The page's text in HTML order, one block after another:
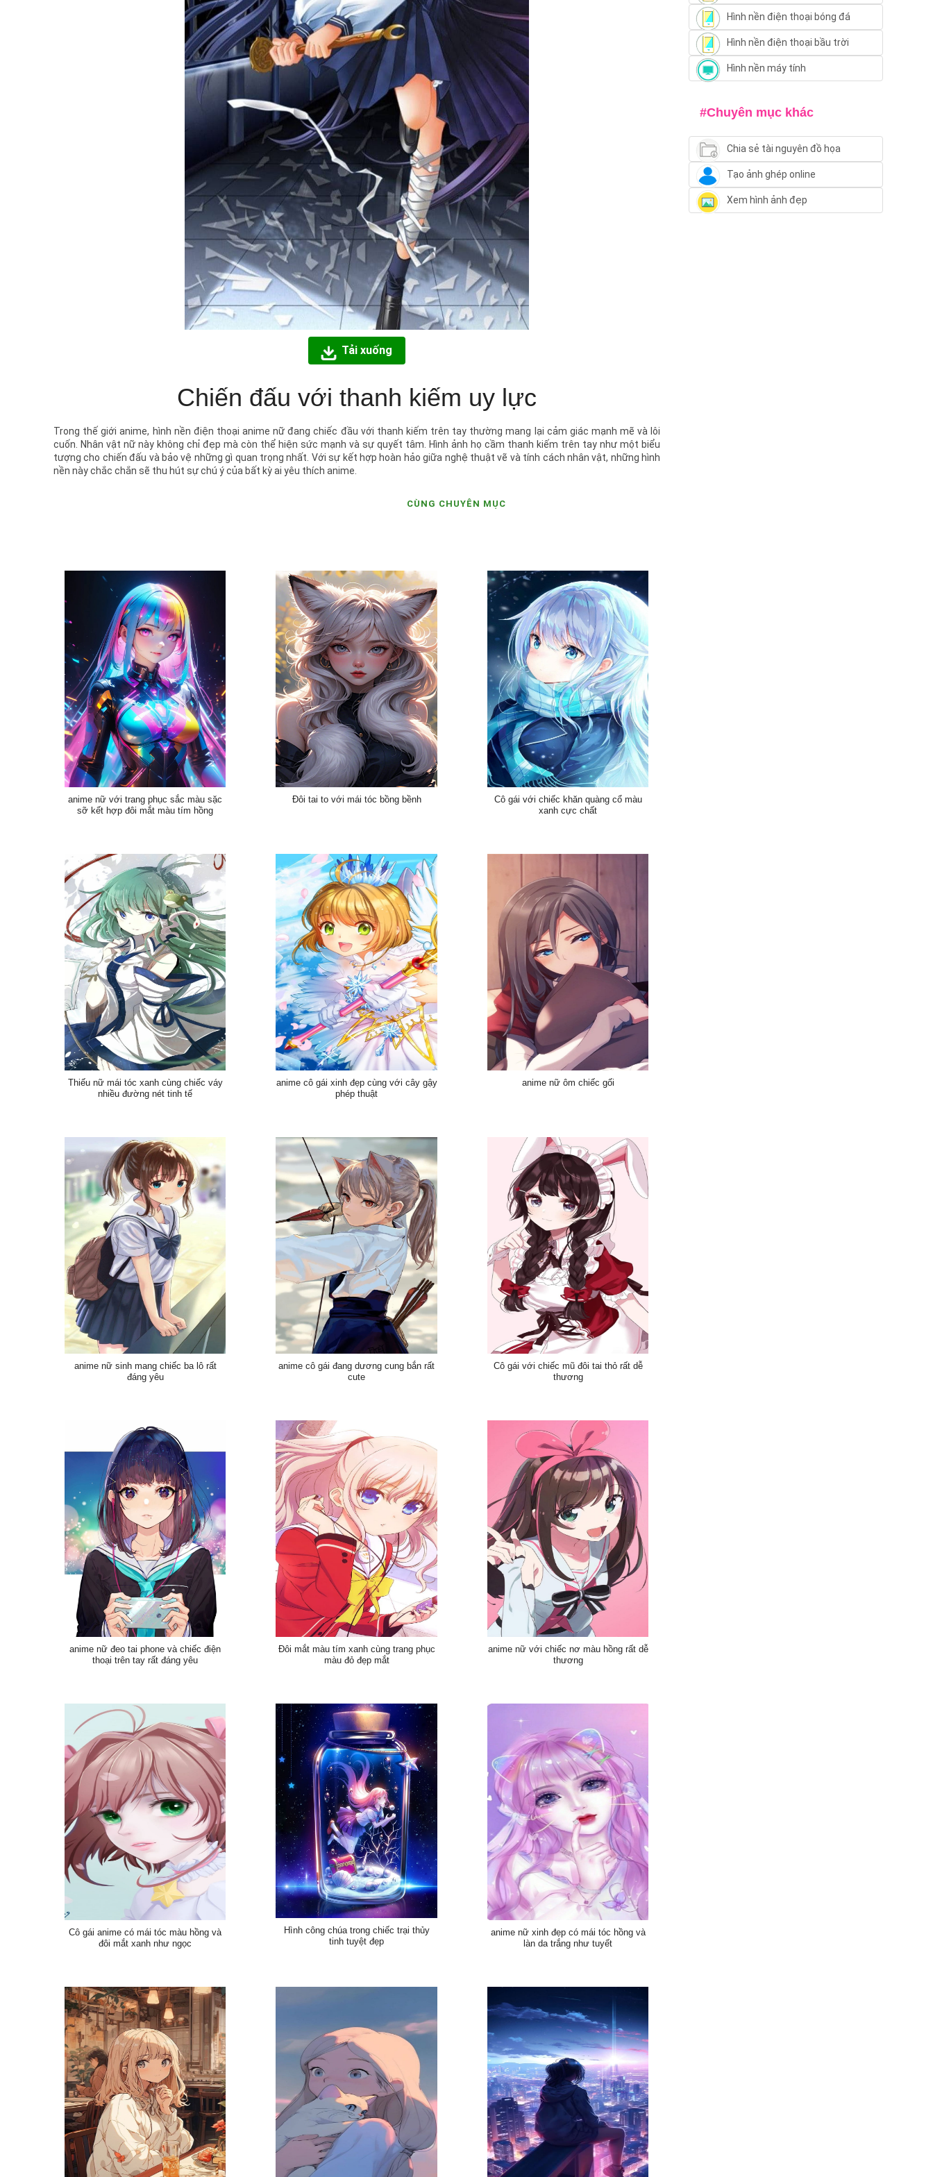
Tải xuống
Chiến đấu với thanh kiếm uy lực
Trong thế giới anime, hình nền điện thoại anime nữ đang chiếc đầu với thanh kiếm trên tay thường mang lại cảm giác mạnh mẽ và lôi
cuốn. Nhân vật nữ này không chỉ đẹp mà còn thể hiện sức mạnh và sự quyết tâm. Hình ảnh họ cầm thanh kiếm trên tay như một biểu
tượng cho chiến đấu và bảo vệ những gì quan trọng nhất. Với sự kết hợp hoàn hảo giữa nghệ thuật vẽ và tính cách nhân vật, những hình
nền này chắc chắn sẽ thu hút sự chú ý của bất kỳ ai yêu thích anime.
CÙNG CHUYÊN MỤC
anime nữ với trang phục sắc màu sặc
sỡ kết hợp đôi mắt màu tím hồng
Đôi tai to với mái tóc bồng bềnh
Cô gái với chiếc khăn quàng cổ màu
xanh cực chất
Thiếu nữ mái tóc xanh cùng chiếc váy
nhiều đường nét tinh tế
anime cô gái xinh đẹp cùng với cây gậy
phép thuật
anime nữ ôm chiếc gối
anime nữ sinh mang chiếc ba lô rất
đáng yêu
anime cô gái đang dương cung bắn rất
cute
Cô gái với chiếc mũ đôi tai thỏ rất dễ
thương
anime nữ đeo tai phone và chiếc điện
thoại trên tay rất đáng yêu
Đôi mắt màu tím xanh cùng trang phục
màu đỏ đẹp mắt
anime nữ với chiếc nơ màu hồng rất dễ
thương
Cô gái anime có mái tóc màu hồng và
đôi mắt xanh như ngọc
Hình công chúa trong chiếc trại thủy
tinh tuyệt đẹp
anime nữ xinh đẹp có mái tóc hồng và
làn da trắng như tuyết
Hình nền điện thoại bóng đá
Hình nền điện thoại bầu trời
Hình nền máy tính
#Chuyên mục khác
Chia sẻ tài nguyên đồ họa
Tạo ảnh ghép online
Xem hình ảnh đẹp